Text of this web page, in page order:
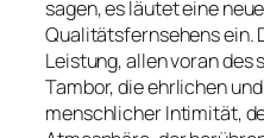
sagen, es läutet eine
Qualitätsfernsehens ein.
Leistung, allen voran
Tambor, die ehrlichen
menschlicher Intimität,